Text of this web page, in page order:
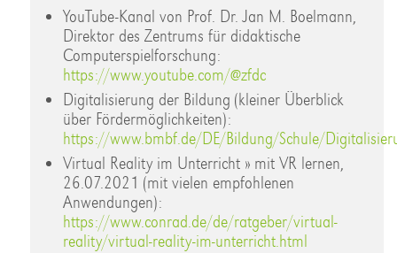
YouTube-Kanal von Prof. Dr. Jan M. Boelmann,
Direktor des Zentrums für didaktische
Computerspielforschung:
https://www.youtube.com/@zfdc
Digitalisierung der Bildung (kleiner Überblick
über Fördermöglichkeiten):
https://www.bmbf.de/DE/Bildung/Schule/
Virtual Reality im Unterricht » mit VR lernen,
26.07.2021 (mit vielen empfohlenen
Anwendungen):
https://www.conrad.de/de/ratgeber/virtual-
reality/virtual-reality-im-unterricht.html